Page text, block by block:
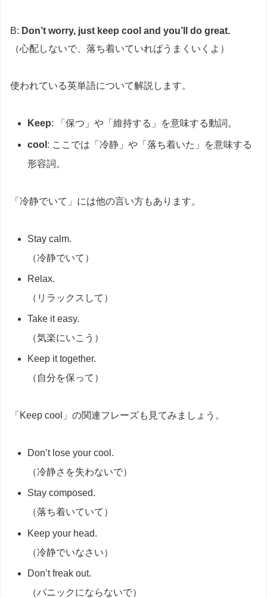
B: Don’t worry, just keep cool and you’ll do great.
（心配しないで、落ち着いていればうまくいくよ）
使われている英単語について解説します。
Keep: 「保つ」や「維持する」を意味する動詞。
cool : ここでは「冷静」や「落ち着いた」を意味する
形容詞。
「冷静でいて」には他の言い方もあります。
Stay calm.
（冷静でいて）
Relax.
（リラックスして）
Take it easy.
（気楽にいこう）
Keep it together.
（自分を保って）
「Keep cool」の関連フレーズも見てみましょう。
Don’t lose your cool.
（冷静さを失わないで）
Stay composed.
（落ち着いていて）
Keep your head.
（冷静でいなさい）
Don’t freak out.
（パニックにならないで）